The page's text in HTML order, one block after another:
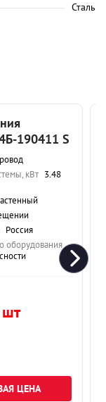
Сталь
190411 S
кВт 3.48
Россия
оборудования
ЦЕНА